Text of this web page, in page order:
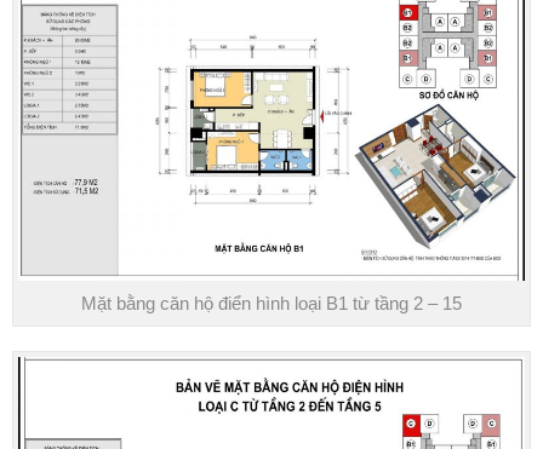
Mặt bằng căn hộ điển hình loại B1 từ tầng 2 – 15